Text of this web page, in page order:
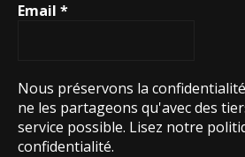
Email *
Nous préservons la
ne les partageons qu'avec des
service possible. Lisez notre
confidentialité.